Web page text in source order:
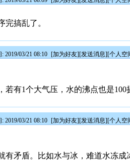
完搞乱了。
2019/03/21 08:10 [加为好友][发送消息][个人空
若有1个大气压，水的沸点也是
2019/03/21 08:10 [加为好友][发送消息][个人空
有矛盾。比如水与冰，难道水冻